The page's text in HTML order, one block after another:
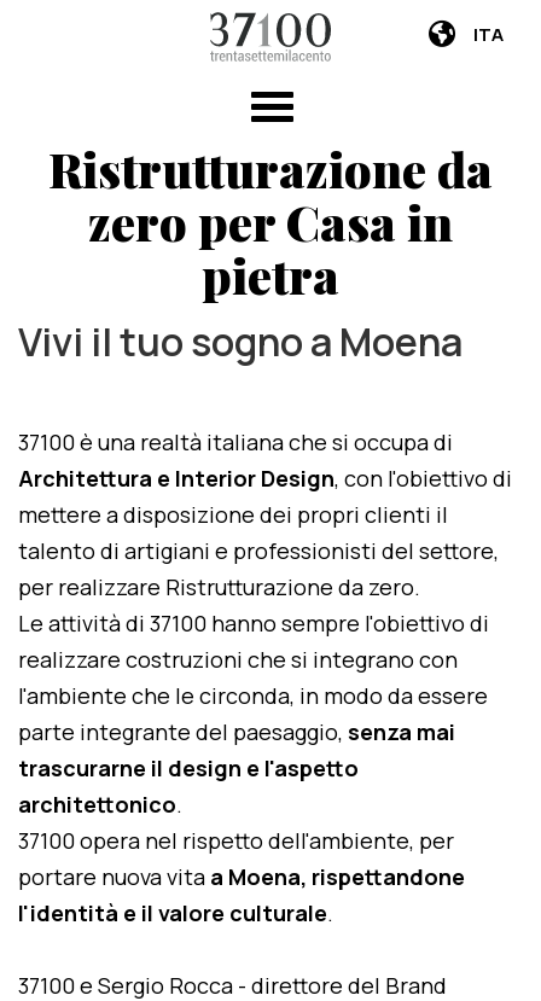
ITA
Ristrutturazione da
zero per Casa in
pietra
Vivi il tuo sogno a Moena
37100 è una realtà italiana che si occupa di
Architettura e Interior Design, con l'obiettivo di
mettere a disposizione dei propri clienti il
talento di artigiani e professionisti del settore,
per realizzare Ristrutturazione da zero.
Le attività di 37100 hanno sempre l'obiettivo di
realizzare costruzioni che si integrano con
l'ambiente che le circonda, in modo da essere
parte integrante del paesaggio, senza mai
trascurarne il design e l'aspetto
architettonico.
37100 opera nel rispetto dell'ambiente, per
portare nuova vita a Moena, rispettandone
l'identità e il valore culturale.
37100 e Sergio Rocca - direttore del Brand